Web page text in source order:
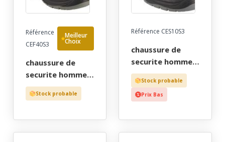
Référence
CEF40S3
Meilleur
Choix
chaussure de
securite homme,
brodequin
confort plus noir
ce en iso 20345 s3
- 39/47
Stock probable
Référence CES10S3
chaussure de
securite homme,
derby confort
noir bout
recouvert - ce en
40/46
Stock probable
Prix Bas